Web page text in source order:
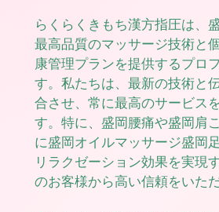
らくらくきもち漢方指圧は、
最高品質のマッサージ技術と
康管理プランを提供するプロ
す。私たちは、最新の技術と
合させ、常に最高のサービス
す。特に、盛岡腰痛や盛岡肩
に盛岡オイルマッサージ盛岡
リラクゼーション効果を実現
のお客様から高い信頼をいた